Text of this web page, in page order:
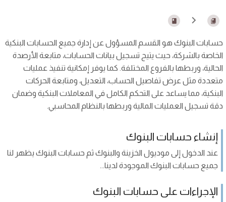
حسابات البنوك هو القسم المسؤول عن إدارة جميع الحسابات البنكية
الخاصة بالشركة، حيث يتيح تسجيل بيانات الحسابات، متابعة الأرصدة
الحالية، وربطها بالفروع المختلفة. كما يوفر إمكانية تنفيذ عمليات
متعددة مثل عرض تفاصيل الحساب، التعديل، ومتابعة الحركات
البنكية، مما يساعد على التحكم الكامل في المعاملات البنكية وضمان
دقة تسجيل العمليات المالية وربطها بالنظام المحاسبي.
إنشاء حسابات البنوك
عند الدخول إلى موديول الخزينة والبنوك ثم حسابات البنوك يظهر لنا
جميع حسابات البنوك الموجودة لدينا...
الإجراءات على حسابات البنوك